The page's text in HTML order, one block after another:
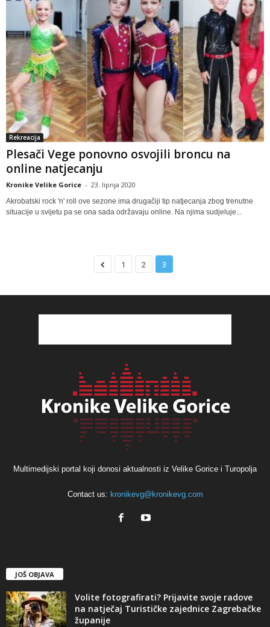
Rekreacija
Plesači Vege ponovno osvojili broncu na
online natjecanju
Kronike Velike Gorice - 23. lipnja 2020
Akrobatski rock 'n' roll ove sezone ima drugačiji tip natjecanja zbog trenutne
situacije u svijetu pa se ona sada održavaju online. Na njima sudjeluje...
1 2 3
Multimedijski portal koji donosi aktualnosti iz Velike Gorice i Turopolja
Contact us: kronikevg@kronikevg.com
JOŠ OBJAVA
Volite fotografirati? Prijavite svoje radove
na natječaj Turističke zajednice Zagrebačke
županije